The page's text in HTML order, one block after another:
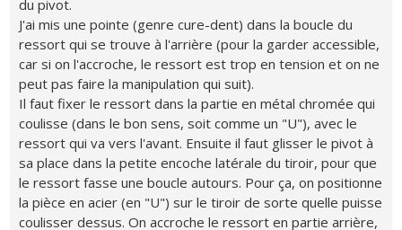
du pivot.
J'ai mis une pointe (genre cure-dent) dans la boucle du
ressort qui se trouve à l'arrière (pour la garder accessible,
car si on l'accroche, le ressort est trop en tension et on ne
peut pas faire la manipulation qui suit).
Il faut fixer le ressort dans la partie en métal chromée qui
coulisse (dans le bon sens, soit comme un "U"), avec le
ressort qui va vers l'avant. Ensuite il faut glisser le pivot à
sa place dans la petite encoche latérale du tiroir, pour que
le ressort fasse une boucle autours. Pour ça, on positionne
la pièce en acier (en "U") sur le tiroir de sorte quelle puisse
coulisser dessus. On accroche le ressort en partie arrière,